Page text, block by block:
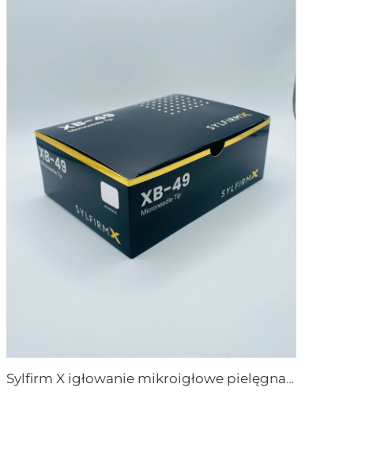
Sylfirm X igłowanie mikroigłowe pielęgnacja skóry końcówki sylfirm X XB-49